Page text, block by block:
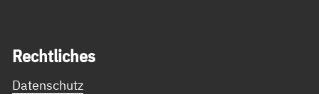
Recht­li­ches
Datenschutz